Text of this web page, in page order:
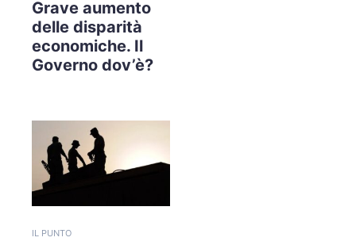
Grave aumento
delle disparità
economiche. Il
Governo dov’è?
IL PUNTO